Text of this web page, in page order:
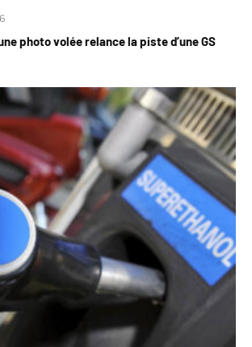
photo volée relance la piste d’une GS